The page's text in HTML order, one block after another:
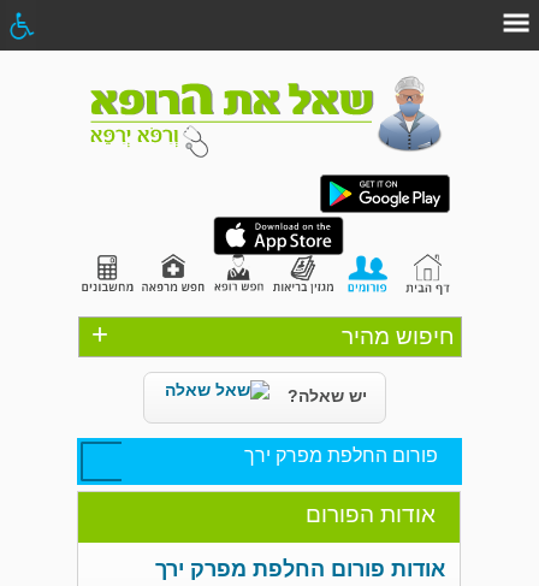
+ חיפוש מהיר
יש שאלה?
פורום החלפת מפרק ירך
אודות הפורום
אודות פורום החלפת מפרק ירך